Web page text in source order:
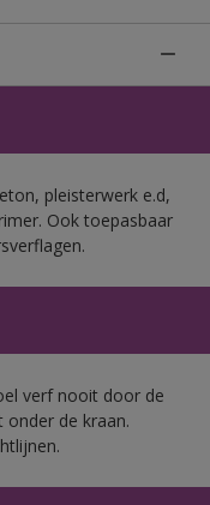
pleisterwerk e.d,
Ook toepasbaar
verf nooit door de
de kraan.